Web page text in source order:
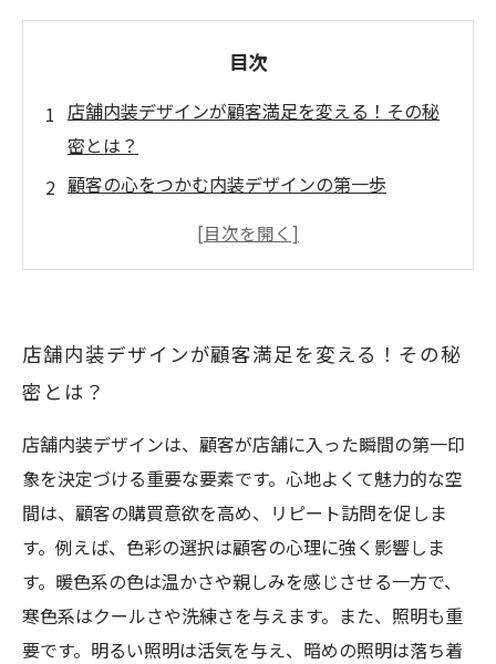
目次
店舗内装デザインが顧客満足を変える！その秘
密とは？
顧客の心をつかむ内装デザインの第一歩
色彩と照明がもたらす顧客体験の向上
実際の事例から学ぶ！エクスペリエンス重視の
内装デザイン
顧客満足を高めるために知っておきたいデザイ
ンのトレンド
店舗内装デザインが顧客満足を変える！その秘
密とは？
店舗内装デザインは、顧客が店舗に入った瞬間の第一印
象を決定づける重要な要素です。心地よくて魅力的な空
間は、顧客の購買意欲を高め、リピート訪問を促しま
す。例えば、色彩の選択は顧客の心理に強く影響しま
す。暖色系の色は温かさや親しみを感じさせる一方で、
寒色系はクールさや洗練さを与えます。また、照明も重
要です。明るい照明は活気を与え、暗めの照明は落ち着